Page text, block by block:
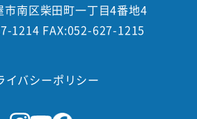
市南区柴田町一丁目4番地4
1214 FAX:052-627-1215
イバシーポリシー